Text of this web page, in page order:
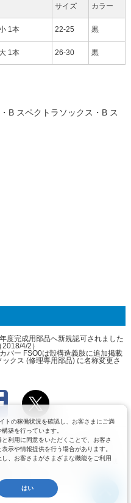
サイズ カラー
1本 22-25 黒
1本 26-30 黒
B スペクトラソックス・B ス
度完成用部品へ新規認可されました
4/2）
バー FSO0は殻構造義肢に追加掲載
クス (修理専用部品) に名称変更さ
Firefox（最新版）、Safari5.0以降、
以上
Reserved. コンテンツの無断使用・転載
阪府大東市御領1-12-1 TEL.072-875-
875-8017
トの稼働状況を確認し、お客さまにご満
築を行っています。
利用に同意をいただくことで、お客さ
示や情報提供を行う場合があります。
、お客さまがさまざまな機能をご利用
はい